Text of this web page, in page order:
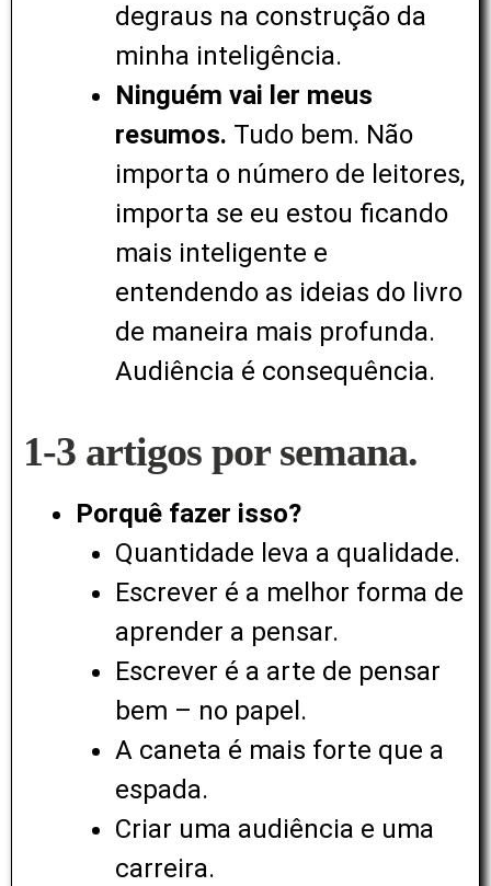
degraus na construção da
minha inteligência.
Ninguém vai ler meus
resumos. Tudo bem. Não
importa o número de leitores,
importa se eu estou ficando
mais inteligente e
entendendo as ideias do livro
de maneira mais profunda.
Audiência é consequência.
1-3 artigos por semana.
Porquê fazer isso?
Quantidade leva a qualidade.
Escrever é a melhor forma de
aprender a pensar.
Escrever é a arte de pensar
bem – no papel.
A caneta é mais forte que a
espada.
Criar uma audiência e uma
carreira.